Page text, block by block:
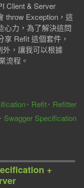
Client & Server
throw Exception，這
心力，為了解決這問
Refit 這個套件，
，讓我可以根據
流程。
Refit
Refitter
Swagger Specification
+